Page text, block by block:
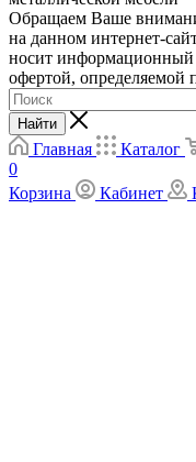
Обращаем Ваше
на данном интернет-
носит информационный
офертой,
Найти
Главная
Каталог
0
Корзина
Кабинет